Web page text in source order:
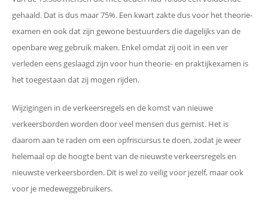
gehaald. Dat is dus maar 75%. Een kwart zakte dus voor het theorie-
examen en ook dat zijn gewone bestuurders die dagelijks van de
openbare weg gebruik maken. Enkel omdat zij ooit in een ver
verleden eens geslaagd zijn voor hun theorie- en praktijkexamen is
het toegestaan dat zij mogen rijden.
Wijzigingen in de verkeersregels en de komst van nieuwe
verkeersborden worden door veel mensen dus gemist. Het is
daarom aan te raden om een opfriscursus te doen, zodat je weer
helemaal op de hoogte bent van de nieuwste verkeersregels en
nieuwste verkeersborden. Dit is wel zo veilig voor jezelf, maar ook
voor je medeweggebruikers.